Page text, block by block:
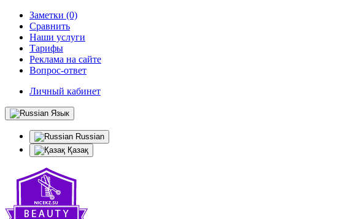
Заметки (0)
Сравнить
Наши услуги
Тарифы
Реклама на сайте
Вопрос-ответ
Личный кабинет
Язык
Russian
Қазақ